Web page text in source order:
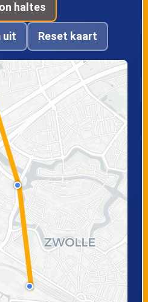
haltes
uit Reset kaart